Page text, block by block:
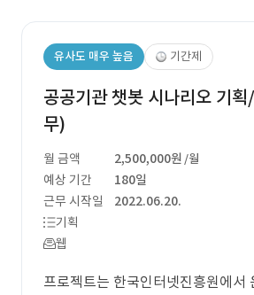
유사도 매우 높음 기간제
공공기관 챗봇 시나리오 기
무)
월 금액 2,500,000원 /월
예상 기간
180일
근무 시작일
2022.06.20.
기획
웹
프로젝트는 한국인터넷진흥원에서